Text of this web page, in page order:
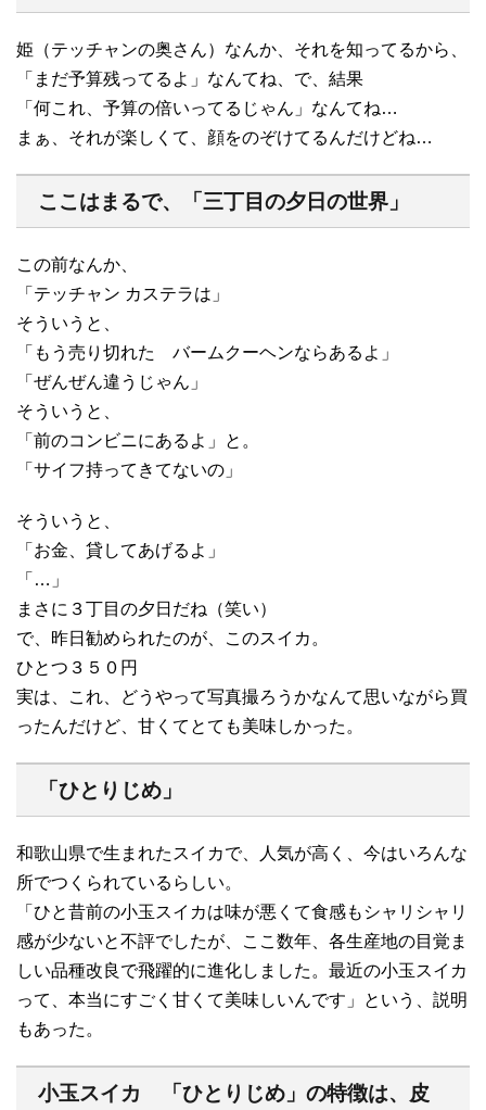
姫（テッチャンの奥さん）なんか、それを知ってるから、
「まだ予算残ってるよ」なんてね、で、結果
「何これ、予算の倍いってるじゃん」なんてね…
まぁ、それが楽しくて、顔をのぞけてるんだけどね…
ここはまるで、「三丁目の夕日の世界」
この前なんか、
「テッチャン カステラは」
そういうと、
「もう売り切れた バームクーヘンならあるよ」
「ぜんぜん違うじゃん」
そういうと、
「前のコンビニにあるよ」と。
「サイフ持ってきてないの」
そういうと、
「お金、貸してあげるよ」
「…」
まさに３丁目の夕日だね（笑い）
で、昨日勧められたのが、このスイカ。
ひとつ３５０円
実は、これ、どうやって写真撮ろうかなんて思いながら買
ったんだけど、甘くてとても美味しかった。
「ひとりじめ」
和歌山県で生まれたスイカで、人気が高く、今はいろんな
所でつくられているらしい。
「ひと昔前の小玉スイカは味が悪くて食感もシャリシャリ
感が少ないと不評でしたが、ここ数年、各生産地の目覚ま
しい品種改良で飛躍的に進化しました。最近の小玉スイカ
って、本当にすごく甘くて美味しいんです」という、説明
もあった。
小玉スイカ 「ひとりじめ」の特徴は、皮